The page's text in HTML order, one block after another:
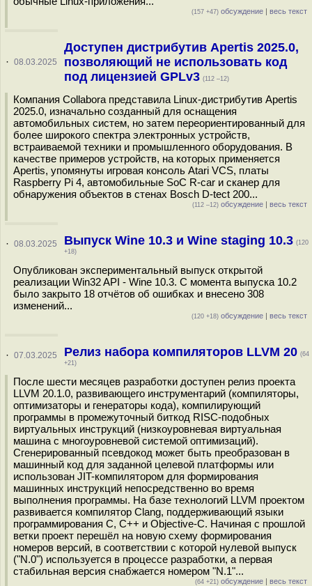
(157 +47) обсуждение | весь текст
· 08.03.2025
Доступен дистрибутив Apertis 2025.0,
позволяющий не использовать код
под лицензией GPLv3 (112 –12)
Компания Collabora представила Linux-дистрибутив Apertis
2025.0, изначально созданный для оснащения
автомобильных систем, но затем переориентированный для
более широкого спектра электронных устройств,
встраиваемой техники и промышленного оборудования. В
качестве примеров устройств, на которых применяется
Apertis, упомянуты игровая консоль Atari VCS, платы
Raspberry Pi 4, автомобильные SoC R-car и сканер для
обнаружения объектов в стенах Bosch D-tect 200...
(112 –12) обсуждение | весь текст
· 08.03.2025 Выпуск Wine 10.3 и Wine staging 10.3 (120
+18)
Опубликован экспериментальный выпуск открытой
реализации Win32 API - Wine 10.3. С момента выпуска 10.2
было закрыто 18 отчётов об ошибках и внесено 308
изменений...
(120 +18) обсуждение | весь текст
· 07.03.2025 Релиз набора компиляторов LLVM 20 (64
+21)
После шести месяцев разработки доступен релиз проекта
LLVM 20.1.0, развивающего инструментарий (компиляторы,
оптимизаторы и генераторы кода), компилирующий
программы в промежуточный биткод RISC-подобных
виртуальных инструкций (низкоуровневая виртуальная
машина с многоуровневой системой оптимизаций).
Сгенерированный псевдокод может быть преобразован в
машинный код для заданной целевой платформы или
использован JIT-компилятором для формирования
машинных инструкций непосредственно во время
выполнения программы. На базе технологий LLVM проектом
развивается компилятор Clang, поддерживающий языки
программирования C, C++ и Objective-C. Начиная с прошлой
ветки проект перешёл на новую схему формирования
номеров версий, в соответствии с которой нулевой выпуск
("N.0") используется в процессе разработки, а первая
стабильная версия снабжается номером "N.1"...
(64 +21) обсуждение | весь текст